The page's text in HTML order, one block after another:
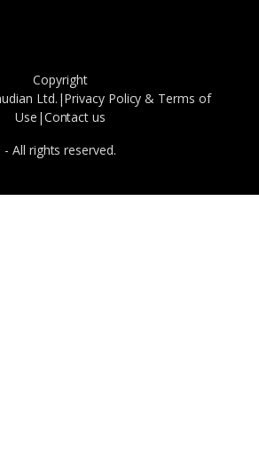
Copyright
Ltd.|Privacy Policy & Terms of
Use |Contact us
- All rights reserved.